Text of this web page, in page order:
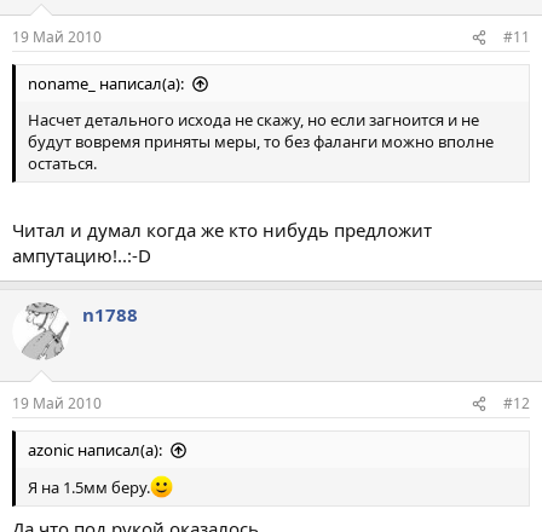
19 Май 2010 #11
noname_ написал(а):
Насчет детального исхода не скажу, но если загноится и не
будут вовремя приняты меры, то без фаланги можно вполне
остаться.
Читал и думал когда же кто нибудь предложит
ампутацию!..:-D
n1788
19 Май 2010 #12
azonic написал(а):
Я на 1.5мм беру.